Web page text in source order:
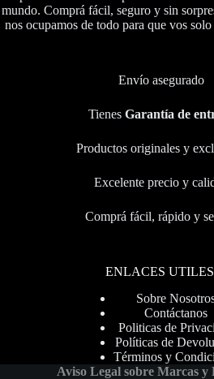
mundo. Comprá fácil, seguro y sin
nos ocupamos de todo para que vos
Envío asegurado
Tienes Garantía de
Productos originales y
Excelente precio y
Comprá fácil, rápido y
ENLACES UTILES
Sobre
Contáctanos
Politicas de
Políticas de
Términos y
Aviso Legal sobre Marcas y